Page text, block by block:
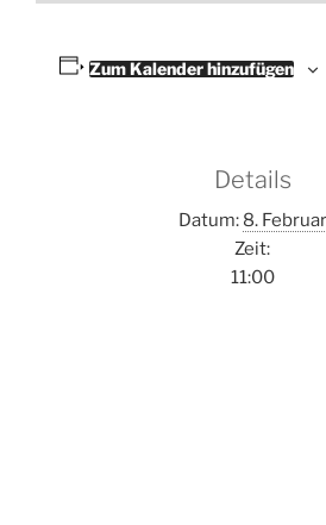
Zum Kalender hinzufügen
Details
Datum: 8. Februar
Zeit:
11:00